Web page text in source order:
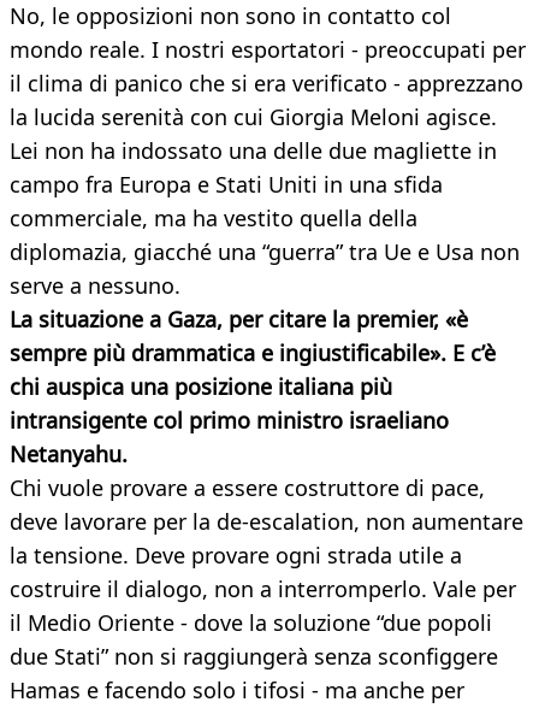
No, le opposizioni non sono in contatto col
mondo reale. I nostri esportatori - preoccupati per
il clima di panico che si era verificato - apprezzano
la lucida serenità con cui Giorgia Meloni agisce.
Lei non ha indossato una delle due magliette in
campo fra Europa e Stati Uniti in una sfida
commerciale, ma ha vestito quella della
diplomazia, giacché una “guerra” tra Ue e Usa non
serve a nessuno.
La situazione a Gaza, per citare la premier, «è
sempre più drammatica e ingiustificabile». E c’è
chi auspica una posizione italiana più
intransigente col primo ministro israeliano
Netanyahu.
Chi vuole provare a essere costruttore di pace,
deve lavorare per la de-escalation, non aumentare
la tensione. Deve provare ogni strada utile a
costruire il dialogo, non a interromperlo. Vale per
il Medio Oriente - dove la soluzione “due popoli
due Stati” non si raggiungerà senza sconfiggere
Hamas e facendo solo i tifosi - ma anche per